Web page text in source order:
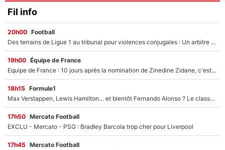
Fil info
20h00 Football
Des terrains de Ligue 1 au tribunal pour violences conjugales : Un arbitre français encourt une peine de 18 mois de prison !
19h00 Équipe de France
Equipe de France : 10 jours après la nomination de Zinedine Zidane, c'est au tour de son fils de prendre un nouveau départ !
18h15 Formule1
Max Verstappen, Lewis Hamilton… et bientôt Fernando Alonso ? Le classement des pilotes les mieux payés en Formule 1 risque de changer !
17h50 Mercato Football
EXCLU - Mercato - PSG : Bradley Barcola trop cher pour Liverpool
17h45 Mercato Football